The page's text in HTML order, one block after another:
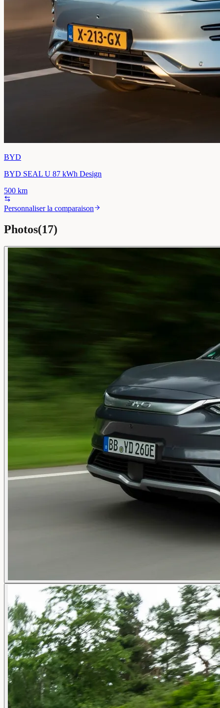
BYD
BYD SEAL U 87 kWh Design
500 km
Personnaliser la comparaison
Photos(17)